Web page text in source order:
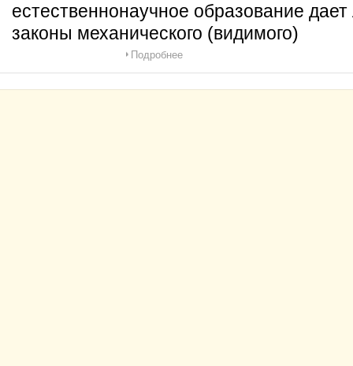
естественнонаучное образование
законы механического (видимого)
Подробнее